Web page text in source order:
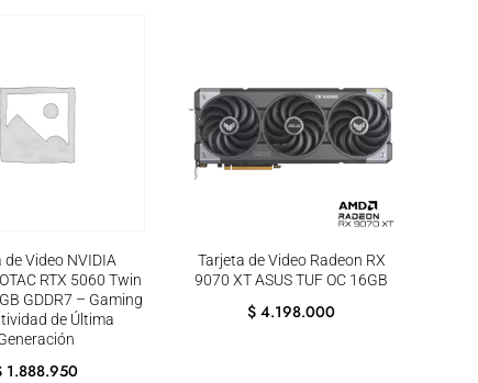
de Video NVIDIA
RTX 5060 Twin
GDDR7 – Gaming
de Última
1.888.950
Tarjeta de Video Radeon RX
9070 XT ASUS TUF OC 16GB
$ 4.198.000